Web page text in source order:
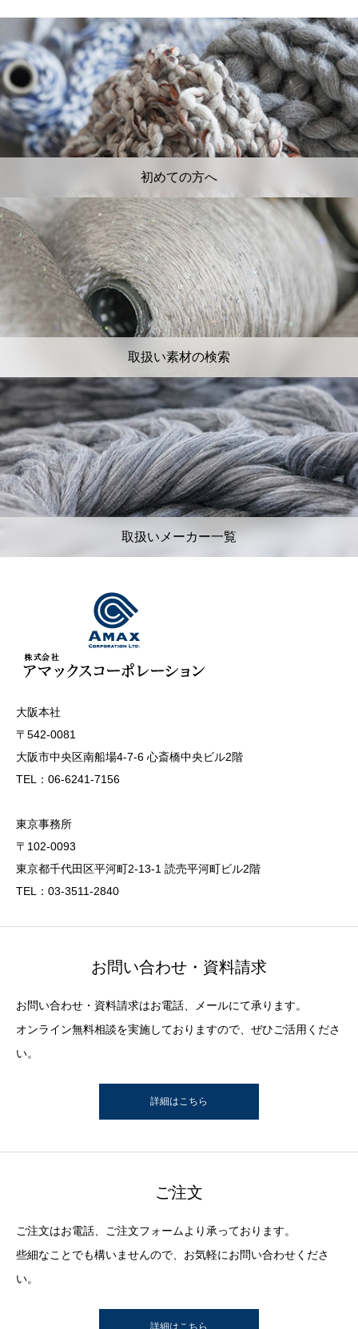
初めての方へ
取扱い素材の検索
取扱いメーカー一覧
大阪本社
〒542-0081
大阪市中央区南船場4-7-6 心斎橋中央ビル2階
TEL：06-6241-7156
東京事務所
〒102-0093
東京都千代田区平河町2-13-1 読売平河町ビル2階
TEL：03-3511-2840
お問い合わせ・資料請求
お問い合わせ・資料請求はお電話、メールにて承ります。
オンライン無料相談を実施しておりますので、ぜひご活用くださ
い。
詳細はこちら
ご注文
ご注文はお電話、ご注文フォームより承っております。
些細なことでも構いませんので、お気軽にお問い合わせくださ
い。
詳細はこちら